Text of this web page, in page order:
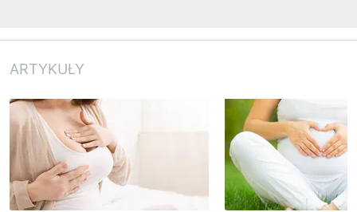
ARTYKUŁY